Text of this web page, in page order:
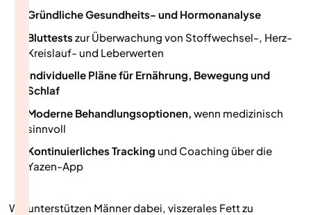
Gründliche Gesundheits- und Hormonanalyse
Bluttests zur Überwachung von Stoffwechsel-, Herz-
Kreislauf- und Leberwerten
Individuelle Pläne für Ernährung, Bewegung und
Schlaf
Moderne Behandlungsoptionen, wenn medizinisch
sinnvoll
Kontinuierliches Tracking und Coaching über die
Yazen-App
Wir unterstützen Männer dabei, viszerales Fett zu